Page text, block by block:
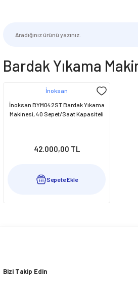
Bardak Yıkama
İnoksan
İnoksan BYM042ST Bardak Yıkama
Makinesi, 40 Sepet/Saat Kapasiteli
42.000,00 TL
Sepete Ekle
Bizi Takip Edin